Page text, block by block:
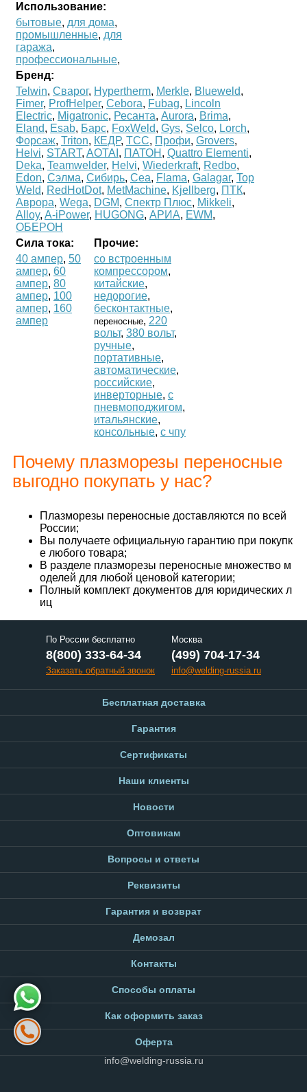
Использование:
бытовые, для дома,
промышленные, для
гаража,
профессиональные,
Бренд:
Telwin, Сварог, Hypertherm, Merkle, Blueweld,
Fimer, ProfHelper, Cebora, Fubag, Lincoln
Electric, Migatronic, Ресанта, Aurora, Brima,
Eland, Esab, Барс, FoxWeld, Gys, Selco, Lorch,
Форсаж, Triton, КЕДР, ТСС, Профи, Grovers,
Helvi, START, AOTAI , ПАТОН , Quattro Elementi,
Deka, Teamwelder, Helvi, Wiederkraft, Redbo,
Edon, Сэлма, Сибирь, Cea, Flama, Galagar, Top
Weld, RedHotDot, MetMachine, Kjellberg, ПТК,
Аврора, Wega, DGM, Спектр Плюс, Mikkeli,
Alloy, A-iPower, HUGONG, АРИА, EWM,
ОБЕРОН
Cила тока:
40 ампер, 50
ампер, 60
ампер, 80
ампер, 100
ампер, 160
ампер
Прочие:
со встроенным
компрессором,
китайские,
недорогие,
бесконтактные,
переносные, 220
вольт, 380 вольт,
ручные,
портативные,
автоматические,
российские,
инверторные, с
пневмоподжигом,
итальянские,
консольные, с чпу
Почему плазморезы переносные
выгодно покупать у нас?
Плазморезы переносные доставляются по всей
России;
Вы получаете официальную гарантию при покупк
е любого товара;
В разделе плазморезы переносные множество м
оделей для любой ценовой категории;
Полный комплект документов для юридических л
иц
По России бесплатно
8(800) 333-64-34
Заказать обратный звонок
Москва
(499) 704-17-34
info@welding-russia.ru
Бесплатная доставка
Гарантия
Сертификаты
Наши клиенты
Новости
Оптовикам
Вопросы и ответы
Реквизиты
Гарантия и возврат
Демозал
Контакты
Способы оплаты
Как оформить заказ
Оферта
info@welding-russia.ru